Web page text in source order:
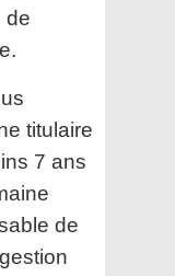
de
titulaire
7 ans
de